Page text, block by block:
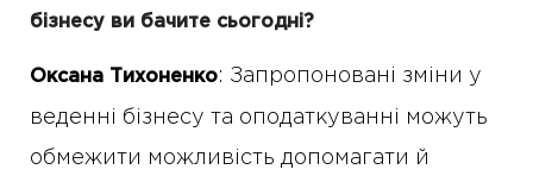
бізнесу ви бачите сьогодні?
Оксана Тихоненко: Запропоновані зміни у
веденні бізнесу та оподаткуванні можуть
обмежити можливість допомагати й